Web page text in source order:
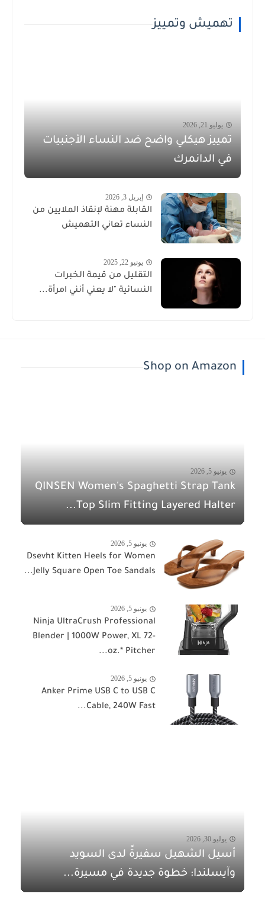
تهميش وتمييز
يوليو 21, 2026
تمييز هيكلي واضح ضد النساء الأجنبيات
في الدانمرك
إبريل 3, 2026
القابلة مهنة لإنقاذ الملايين من
النساء تعاني التهميش
يونيو 22, 2025
التقليل من قيمة الخبرات
النسائية "لا يعني أنني امرأة...
Shop on Amazon
يونيو 5, 2026
QINSEN Women's Spaghetti Strap Tank
Top Slim Fitting Layered Halter...
يونيو 5, 2026
Dsevht Kitten Heels for Women
Jelly Square Open Toe Sandals...
يونيو 5, 2026
Ninja UltraCrush Professional
Blender | 1000W Power, XL 72-
oz.* Pitcher...
يونيو 5, 2026
Anker Prime USB C to USB C
Cable, 240W Fast...
يوليو 30, 2026
أسيل الشهيل سفيرةً لدى السويد
وآيسلندا: خطوة جديدة في مسيرة...